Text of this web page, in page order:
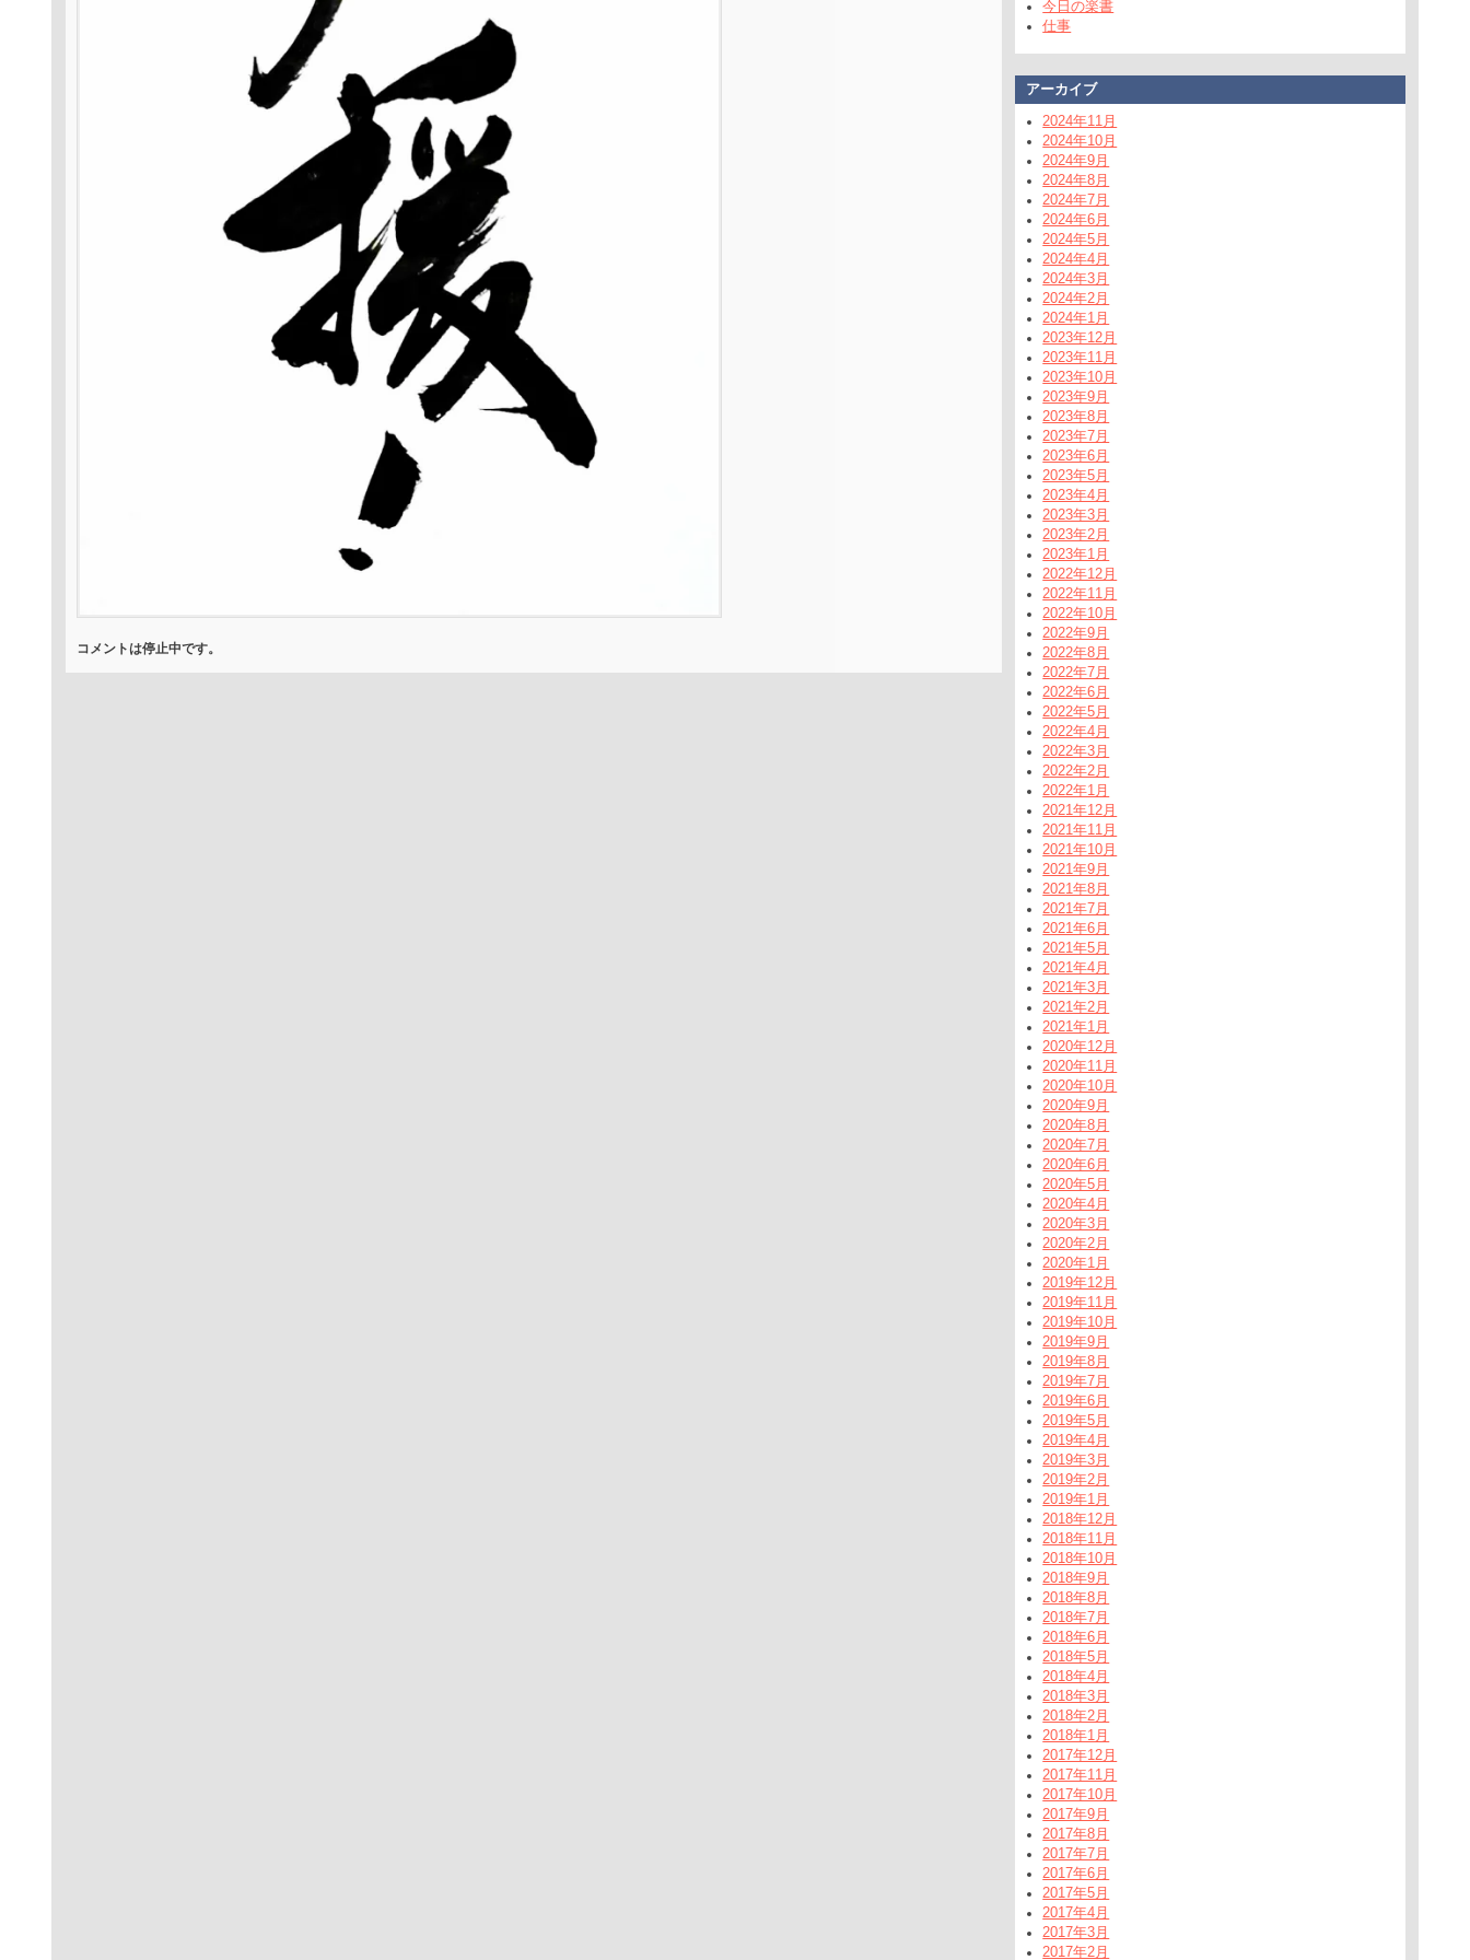
コメントは停止中です。
今日の楽書
仕事
アーカイブ
2024年11月
2024年10月
2024年9月
2024年8月
2024年7月
2024年6月
2024年5月
2024年4月
2024年3月
2024年2月
2024年1月
2023年12月
2023年11月
2023年10月
2023年9月
2023年8月
2023年7月
2023年6月
2023年5月
2023年4月
2023年3月
2023年2月
2023年1月
2022年12月
2022年11月
2022年10月
2022年9月
2022年8月
2022年7月
2022年6月
2022年5月
2022年4月
2022年3月
2022年2月
2022年1月
2021年12月
2021年11月
2021年10月
2021年9月
2021年8月
2021年7月
2021年6月
2021年5月
2021年4月
2021年3月
2021年2月
2021年1月
2020年12月
2020年11月
2020年10月
2020年9月
2020年8月
2020年7月
2020年6月
2020年5月
2020年4月
2020年3月
2020年2月
2020年1月
2019年12月
2019年11月
2019年10月
2019年9月
2019年8月
2019年7月
2019年6月
2019年5月
2019年4月
2019年3月
2019年2月
2019年1月
2018年12月
2018年11月
2018年10月
2018年9月
2018年8月
2018年7月
2018年6月
2018年5月
2018年4月
2018年3月
2018年2月
2018年1月
2017年12月
2017年11月
2017年10月
2017年9月
2017年8月
2017年7月
2017年6月
2017年5月
2017年4月
2017年3月
2017年2月